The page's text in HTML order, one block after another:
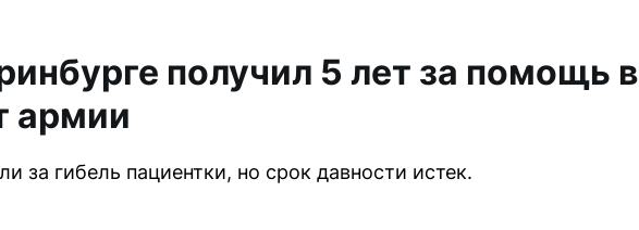
получил 5 лет за помощь в
армии
за гибель пациентки, но срок давности истек.